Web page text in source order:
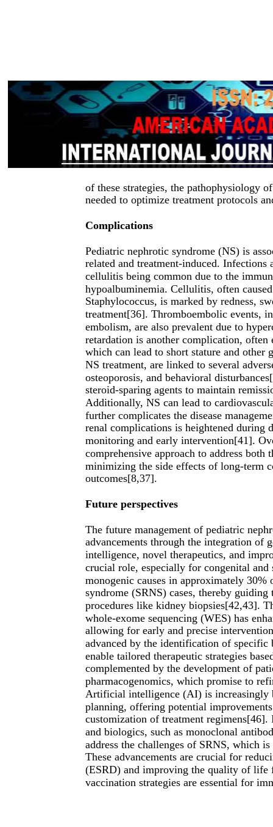
of these strategies, the pathophysiology
needed to optimize treatment protocols
Complications
Pediatric nephrotic syndrome (NS) is
related and treatment-induced.
cellulitis being common due to the
hypoalbuminemia. Cellulitis, often
Staphylococcus, is marked by redness,
treatment[36]. Thromboembolic events,
embolism, are also prevalent due to
retardation is another complication,
which can lead to short stature and
NS treatment, are linked to several
osteoporosis, and behavioral
steroid-sparing agents to maintain
Additionally, NS can lead to
further complicates the disease
renal complications is heightened during
monitoring and early intervention[41].
comprehensive approach to address
minimizing the side effects of long-term
outcomes[8,37].
Future perspectives
The future management of pediatric
advancements through the integration of
intelligence, novel therapeutics, and
crucial role, especially for congenital
monogenic causes in approximately
syndrome (SRNS) cases, thereby
procedures like kidney biopsies[42,43].
whole-exome sequencing (WES) has
allowing for early and precise
advanced by the identification of
enable tailored therapeutic strategies
complemented by the development of
pharmacogenomics, which promise to
Artificial intelligence (AI) is increasingly
planning, offering potential
customization of treatment
and biologics, such as monoclonal
address the challenges of SRNS, which
These advancements are crucial for
(ESRD) and improving the quality of
vaccination strategies are essential for